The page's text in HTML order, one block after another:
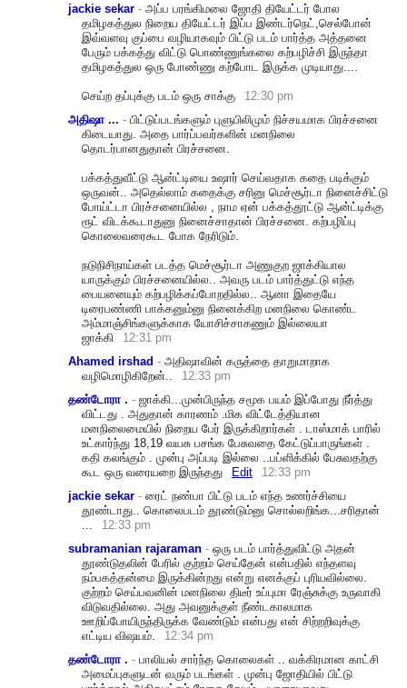
jackie sekar - அப்ப பரங்கிமலை ஜோதி தியேட்டர் போல
தமிழகத்துல நிறைய தியேட்டர் இப்ப இண்டர்நெட்,செல்போன்
இவ்வளவு குப்பை வழியாகவும் பிட்டு படம் பார்த்த அத்தனை
பேரும் பக்கத்து விட்டு பொண்ணுங்கலை கற்பழிச்சி இருந்தா
தமிழகத்துல ஒரு போண்ணு கற்போட இருக்க முடியாது....
செய்ற தப்புக்கு படம் ஒரு சாக்கு
12:30 pm
அதிஷா ... - பிட்டுப்படங்களும் புளுபிலிமும் நிச்சயமாக பிரச்சனை
கிடையாது. அதை பார்ப்பவர்களின் மனநிலை
தொடர்பானதுதான் பிரச்சனை.
பக்கத்துவீட்டு ஆன்ட்டியை உஷார் செய்வதாக கதை படிக்கும்
ஒருவன்.. அதெல்லாம் கதைக்கு சரினு மெச்சூர்டா நினைச்சிட்டு
போய்ட்டா பிரச்சனையில்ல , நாம ஏன் பக்கத்தூட்டு ஆன்ட்டிக்கு
ரூட் விடக்கூடாதுனு நினைச்சாதான் பிரச்சனை. கற்பழிப்பு
கொலைவரைகூட போக நேரிடும்.
நடுநிசிநாய்கள் படத்த மெச்சூர்டா அணுகுற ஜாக்கியால
யாருக்கும் பிரச்சனையில்ல.. அவரு படம் பார்த்துட்டு எந்த
பையனையும் கற்பழிக்கப்போறதில்ல.
. ஆனா இதையே
டிரைபண்ணி பாக்கனும்னு நினைக்கிற மனநிலை கொண்ட
அம்மாஞ்சிங்களுக்காக யோசிச்சாகணும் இல்லையா
ஜாக்கி
12:31 pm
Ahamed irshad - அதிஷாவின் க‌ருத்தை தாறுமாறாக‌
வ‌ழிமொழிகிறேன்..
12:33 pm
தண்டோரா . - ஜாக்கி...முன்பிருந்த சமூக பயம் இப்போது நீர்த்து
விட்டது . அதுதான் காரணம் .மிக விட்டேத்தியான
மனநிலைமையில் நிறைய பேர் இருக்கிறார்கள் . டாஸ்மாக் பாரில்
உட்கார்ந்து 18,19 வயசு பசங்க பேசுவதை கேட்டுப்பாருங்கள் .
கதி கலங்கும் . முன்பு அப்படி இல்லை ..பப்ளிக்கில் பேசுவதற்கு
கூட ஒரு வரையறை இருந்தது
Edit
12:33 pm
jackie sekar - ரைட் நண்பா பிட்டு படம் எந்த உணர்ச்சியை
தூண்டாது.. கொலைபடம் தூண்டும்னு சொல்லறிங்க...சரிதான்
12:33 pm
subramanian rajaraman - ஒரு படம் பார்த்துவிட்டு அதன்
தூண்டுதலின் பேரில் குற்றம் செய்தேன் என்பதில் எந்தளவு
நம்பகத்தன்மை இருக்கின்றது என்று எனக்குப் புரியவில்லை.
குற்றம் செய்பவனின் மனநிலை திடீர் உப்புமா ரேஞ்சுக்கு உருவாகி
விடுவதில்லை. அது அவனுக்குள் நீண்டகாலமாக
ஊறிப்போயிருந்திருக்க வேண்டும் என்பது என் சிற்றறிவுக்கு
எட்டிய விஷயம்.
12:34 pm
தண்டோரா . - பாலியல் சார்ந்த கொலைகள் .. வக்கிரமான காட்சி
அமைப்புகளுடன் வரும் படங்கள் . முன்பு ஜோதியில் பிட்டு